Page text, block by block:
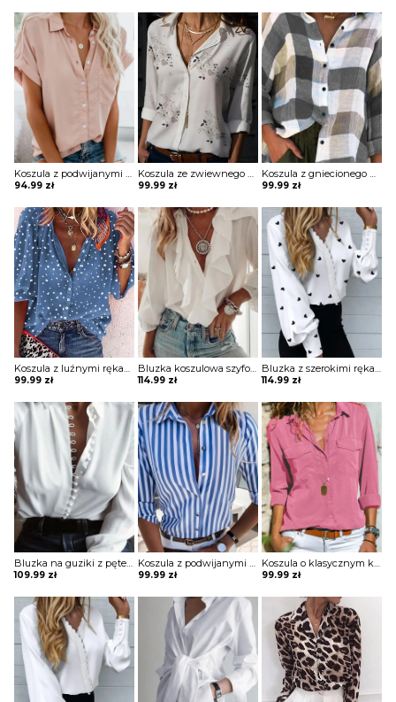
94.99 zł 99.99 zł 99.99 zł
99.99 zł
Bluzka koszulowa szyfonowa z falbanką
114.99 zł 114.99 zł
109.99 zł 99.99 zł 99.99 zł